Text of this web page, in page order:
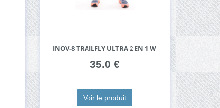
INOV-8 TRAILFLY ULTRA 2 EN 1 W
35.0 €
Voir le produit